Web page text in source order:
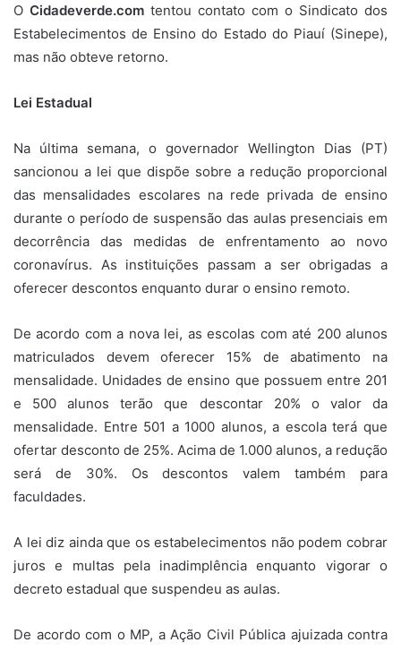
O Cidadeverde.com tentou contato com o Sindicato dos
Estabelecimentos de Ensino do Estado do Piauí (Sinepe),
mas não obteve retorno.
Lei Estadual
Na última semana, o governador Wellington Dias (PT)
sancionou a lei que dispõe sobre a redução proporcional
das mensalidades escolares na rede privada de ensino
durante o período de suspensão das aulas presenciais em
decorrência das medidas de enfrentamento ao novo
coronavírus. As instituições passam a ser obrigadas a
oferecer descontos enquanto durar o ensino remoto.
De acordo com a nova lei, as escolas com até 200 alunos
matriculados devem oferecer 15% de abatimento na
mensalidade. Unidades de ensino que possuem entre 201
e 500 alunos terão que descontar 20% o valor da
mensalidade. Entre 501 a 1000 alunos, a escola terá que
ofertar desconto de 25%. Acima de 1.000 alunos, a redução
será de 30%. Os descontos valem também para
faculdades.
A lei diz ainda que os estabelecimentos não podem cobrar
juros e multas pela inadimplência enquanto vigorar o
decreto estadual que suspendeu as aulas.
De acordo com o MP, a Ação Civil Pública ajuizada contra